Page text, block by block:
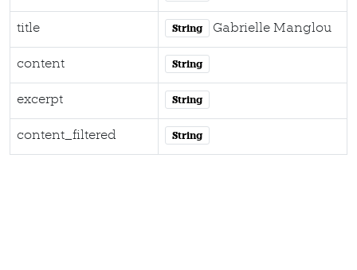
title String Gabrielle Manglou
content String
excerpt String
content_filtered String